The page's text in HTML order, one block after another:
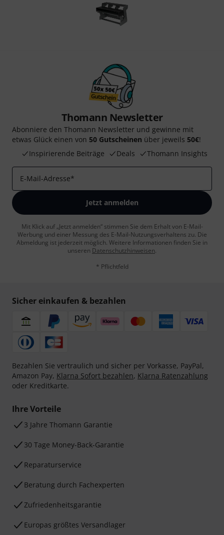
Thomann Newsletter
Abonniere den Thomann Newsletter und gewinne mit
etwas Glück einen von 50 Gutscheinen über jeweils 50€!
Inspirierende Beiträge
Deals Thomann Insights
E-Mail-Adresse*
Jetzt anmelden
Mit Klick auf „Jetzt anmelden“ stimmen Sie dem Erhalt von E-Mail-
Werbung und einer Messung des E-Mail-Nutzungsverhaltens zu. Die
Abmeldung ist jederzeit möglich. Weitere Informationen finden Sie in
unseren Datenschutzhinweisen.
* Pflichtfeld
Sicher einkaufen & bezahlen
Bezahlen Sie vertraulich und sicher per Vorkasse, PayPal,
Amazon Pay, Klarna Sofort bezahlen, Klarna Ratenzahlung
oder Kreditkarte.
Ihre Vorteile
3 Jahre Thomann Garantie
30 Tage Money-Back-Garantie
Reparaturservice
Beratung durch Fachexperten
Zufriedenheitsgarantie
Europas größtes Versandlager